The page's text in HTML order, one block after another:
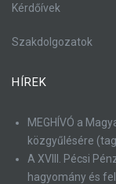
Kérdőívek
Szakdolgozatok
HÍREK
MEGHÍVÓ a
közgyűlésére
A XVIII. Pécsi
hagyomány és